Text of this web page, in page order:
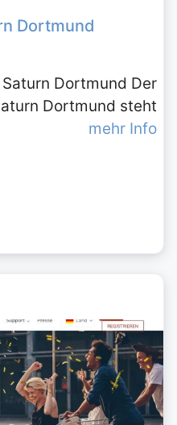
Dortmund
Dortmund Der
Dortmund steht
mehr Info